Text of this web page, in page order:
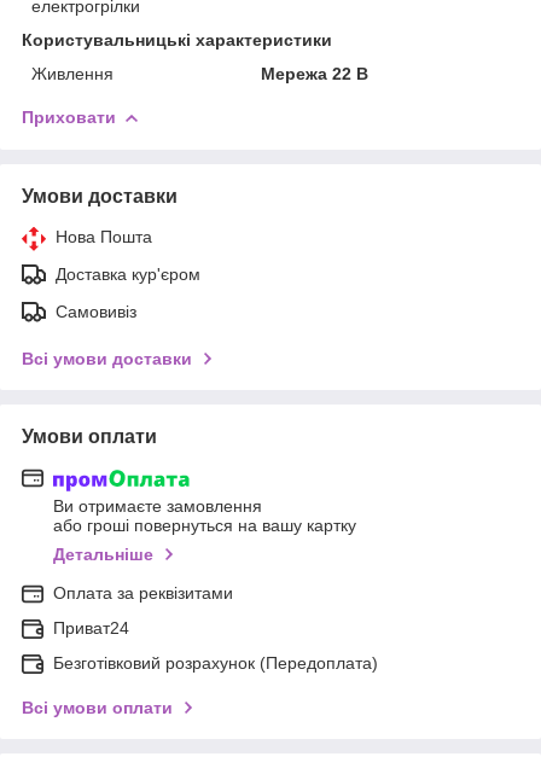
електрогрілки
Користувальницькі характеристики
Живлення
Мережа 22 В
Приховати
Умови доставки
Нова Пошта
Доставка кур'єром
Самовивіз
Всі умови доставки
Умови оплати
Ви отримаєте замовлення
або гроші повернуться на вашу картку
Детальніше
Оплата за реквізитами
Приват24
Безготівковий розрахунок (Передоплата)
Всі умови оплати